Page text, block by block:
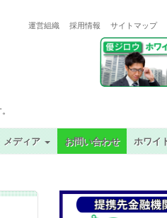
運営組織 採用情報 サイトマップ
メディア お問い合わせ ホワイ